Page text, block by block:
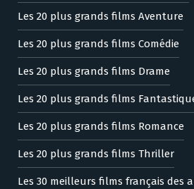
Les 20 plus grands films Aventure
Les 20 plus grands films Comédie
Les 20 plus grands films Drame
Les 20 plus grands films
Les 20 plus grands films Romance
Les 20 plus grands films Thriller
Les 30 meilleurs films français des